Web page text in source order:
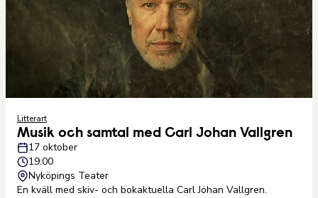
Litterart
Musik och samtal med Carl Johan Vallgren
17 oktober
19:00
Nyköpings Teater
En kväll med skiv- och bokaktuella Carl Johan Vallgren.